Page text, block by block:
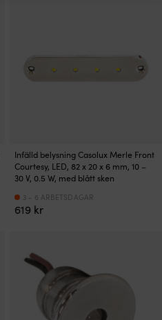
Infälld belysning Casolux Merle Front
Courtesy, LED, 82 x 20 x 6 mm, 10 –
30 V, 0.5 W, med blått sken
619 kr
3 - 6 ARBETSDAGAR